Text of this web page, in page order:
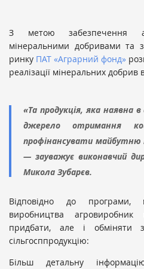
З метою забезпечення
мінеральними добривами та
ринку ПАТ «Аграрний фонд»
реалізації мінеральних
«Та продукція, яка наявна
джерело отримання
профінансувати майбутню
— зауважує виконавчий
Микола Зубарєв.
Відповідно до програми,
виробництва
придбати, але і обміняти
сільгосппродукцію:
Більш детальну